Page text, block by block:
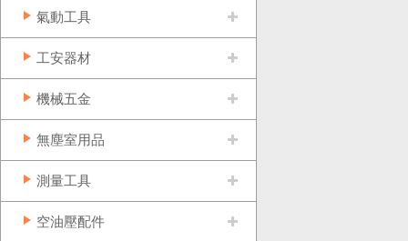
氣動工具
工安器材
機械五金
無塵室用品
測量工具
空油壓配件